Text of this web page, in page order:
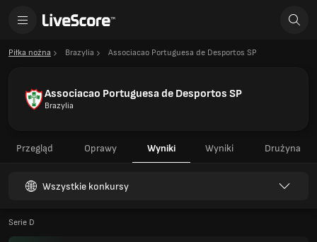
Piłka nożna Brazylia Associacao Portuguesa de Desportos SP
Associacao Portuguesa de Desportos SP
Brazylia
Przegląd Oprawy Wyniki Wyniki Drużyna
Wszystkie konkursy
Serie D